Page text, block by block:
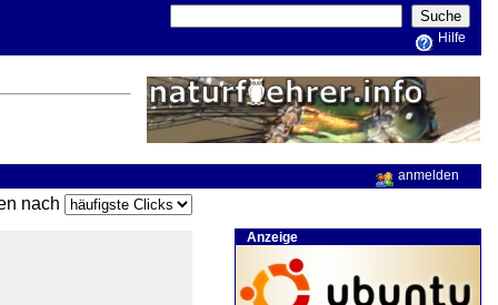
Hilfe
anmelden
nach
Anzeige